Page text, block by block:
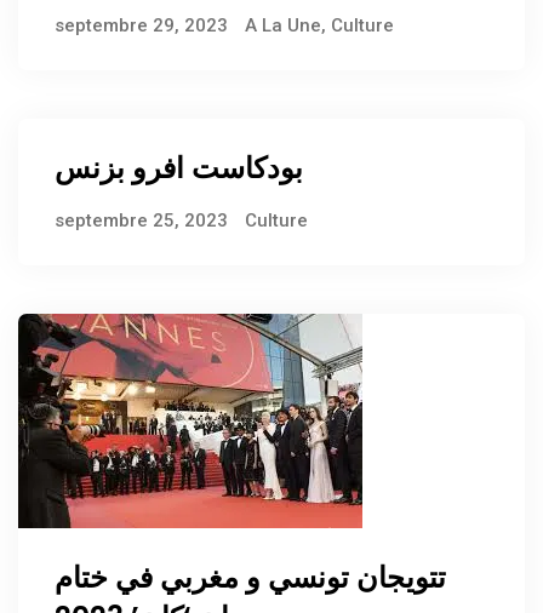
septembre 29, 2023 A La Une, Culture
بودكاست افرو بزنس
septembre 25, 2023 Culture
تتويجان تونسي و مغربي في ختام